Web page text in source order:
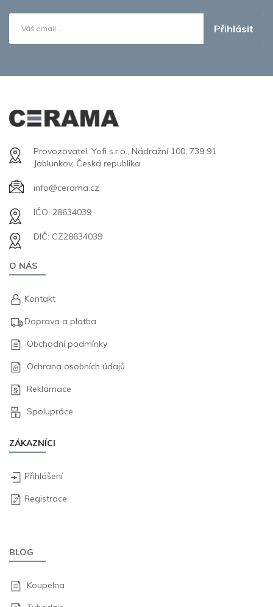
Přihlásit
Provozovatel: Yofi s.r.o., Nádražní 100, 739 91
Jablunkov, Česká republika
info@cerama.cz
IČO: 28634039
DIČ: CZ28634039
O NÁS
Kontakt
Doprava a platba
Obchodní podmínky
Ochrana osobních údajů
Reklamace
Spolupráce
ZÁKAZNÍCI
Přihlášení
Registrace
BLOG
Koupelna